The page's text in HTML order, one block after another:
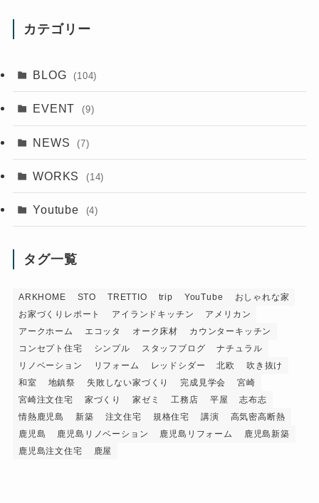
カテゴリー
BLOG (104)
EVENT (9)
NEWS (7)
WORKS (14)
Youtube (4)
タグ一覧
ARKHOME STO TRETTIO trip YouTube
おしゃれな家
お家づくりレポート
アイランドキッチン
アメリカン
アークホーム
エコッタ オーク床材
カウンターキッチン
コンセプト住宅
シンプル スタッフブログ
ナチュラル
リノベーション
リフォーム レッドシダー 北欧
吹き抜け
和室
地鎮祭 失敗しない家づくり 完成見学会
宮崎
宮崎注文住宅
家づくり 家ゼミ 工務店 平屋
志布志
情熱鹿児島
新築 注文住宅 規格住宅 講演
高気密高断熱
鹿児島
鹿児島リノベーション 鹿児島リフォーム
鹿児島新築
鹿児島注文住宅
鹿屋